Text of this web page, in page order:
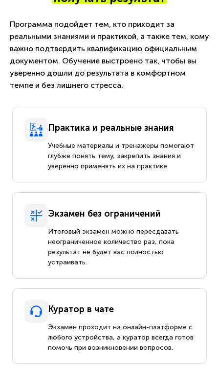
Программа подойдет тем, кто приходит за
реальными знаниями и практикой, а также тем, кому
важно подтвердить квалификацию официальным
документом. Обучение выстроено так, чтобы вы
уверенно дошли до результата в комфортном
темпе и без лишнего стресса.
Практика и реальные знания
Учебные материалы и тренажеры помогают
глубже понять тему, закрепить знания и
уверенно применять их на практике.
Экзамен без ограничений
Итоговый экзамен можно пересдавать
неограниченное количество раз, пока
результат не будет вас полностью
устраивать.
Куратор в чате
Экзамен проходит на онлайн-платформе с
любого устройства, а куратор всегда готов
помочь при возникновении вопросов.